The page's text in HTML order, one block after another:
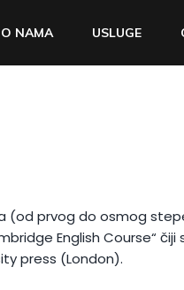
O NAMA USLUGE
(od prvog do osmog
English Course“ čiji
press (London).